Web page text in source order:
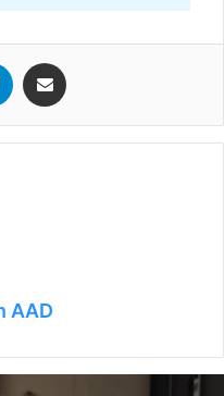
Telegram
AAD